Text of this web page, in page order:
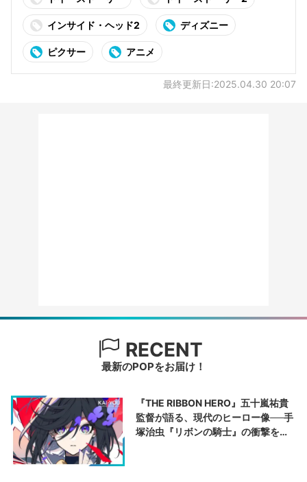
インサイド・ヘッド2 ディズニー
ピクサー アニメ
最終更新日:2025.04.30 20:07
RECENT
最新のPOPをお届け！
『THE RIBBON HERO』五十嵐祐貴
監督が語る、現代のヒーロー像──手
塚治虫『リボンの騎士』の衝撃を再